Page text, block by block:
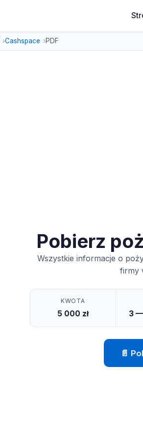
Cashspace PDF
Pobierz
Wszystkie informacje o
firmy
KWOTA
5 000 zł 3 —
📄